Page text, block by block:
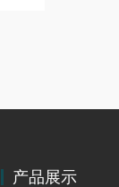
产品展示